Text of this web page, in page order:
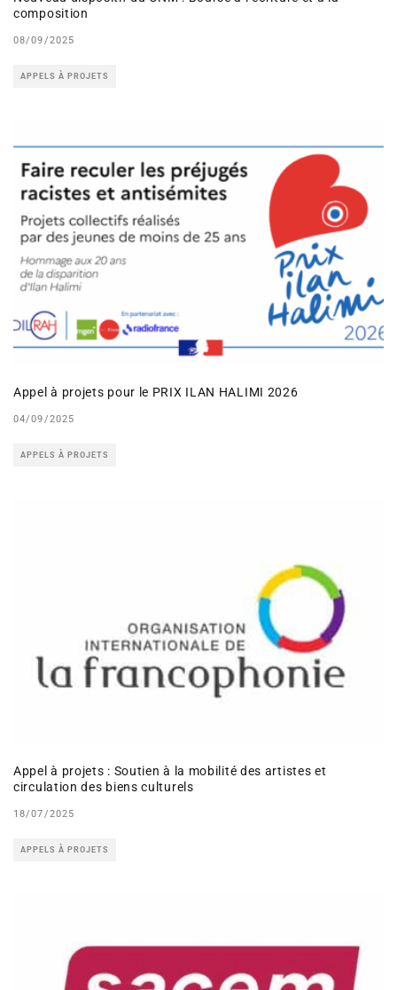
composition
08/09/2025
APPELS À PROJETS
Appel à projets pour le PRIX ILAN HALIMI 2026
04/09/2025
APPELS À PROJETS
Appel à projets : Soutien à la mobilité des artistes et
circulation des biens culturels
18/07/2025
APPELS À PROJETS